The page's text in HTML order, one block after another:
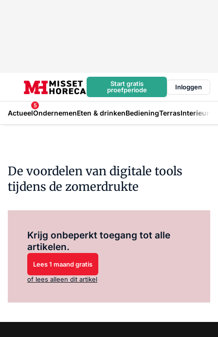
Start gratis
proefperiode
Inloggen
Actueel
5
OndernemenEten & drinkenBedieningTerrasInterieur
De voordelen van digitale tools
tijdens de zomerdrukte
Krijg onbeperkt toegang tot alle
artikelen.
Lees 1 maand gratis
of lees alleen dit artikel